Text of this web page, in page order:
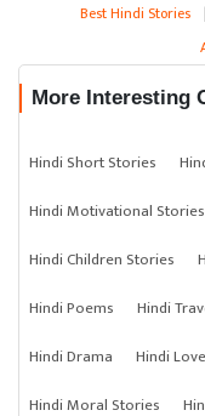
Best Hindi Stories |
More Interesting
Hindi Short Stories
Hindi Motivational Stories
Hindi Children Stories
Hindi Poems
Hindi
Hindi Drama
Hindi
Hindi Moral Stories